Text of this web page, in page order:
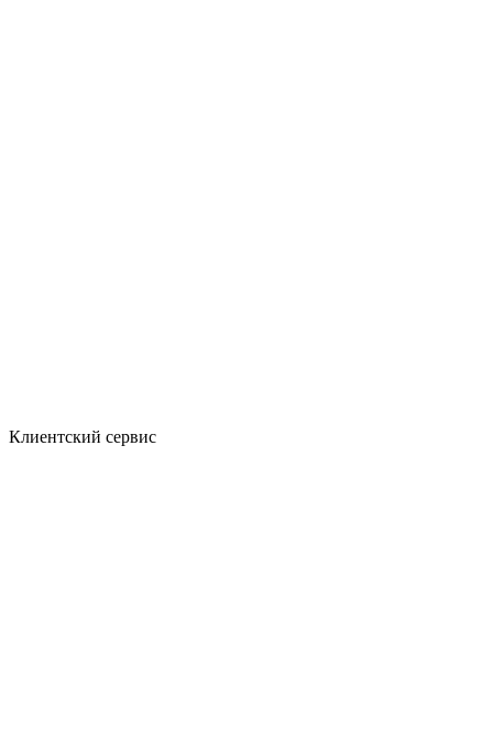
Клиентский сервис